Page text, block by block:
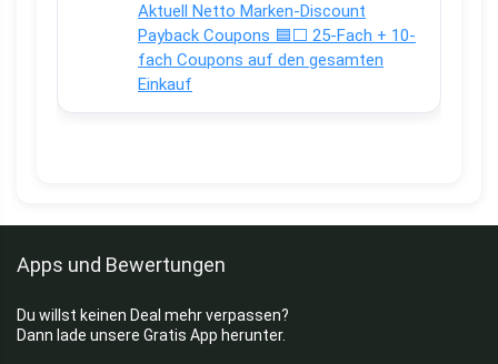
Aktuell Netto Marken-Discount
Payback Coupons 🟦⬜ 25-Fach + 10-
fach Coupons auf den gesamten
Einkauf
Apps und Bewertungen
Du willst keinen Deal mehr verpassen?
Dann lade unsere Gratis App herunter.